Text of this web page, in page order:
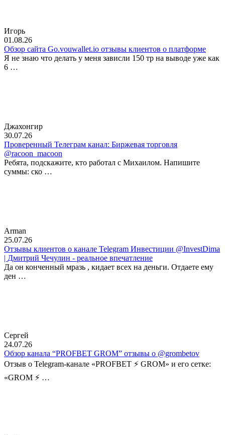
Игорь
01.08.26
Обзор сайта Go.vouwallet.io отзывы клиентов о платформе
Я не знаю что делать у меня зависли 150 тр на выводе уже как
6 …
Джахонгир
30.07.26
Проверенный Телеграм канал: Биржевая торговля
@racoon_macoon
Ребята, подскажите, кто работал с Михаилом. Напишите
суммы: ско …
Arman
25.07.26
Отзывы клиентов о канале Telegram Инвестиции @InvestDima
| Дмитрий Чечулин - реальное впечатление
Да он конченный мразь , кидает всех на деньги. Отдаете ему
ден …
Сергей
24.07.26
Обзор канала “PROFBET GROM” отзывы о @grombetov
Отзыв о Telegram-канале «PROFBET ⚡️ GROM» и его сетке:
«GROM ⚡️ …